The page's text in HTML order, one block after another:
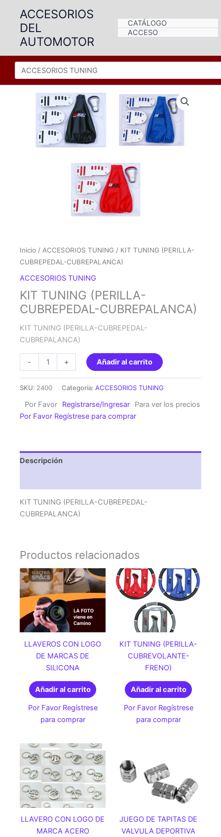
contenido
ACCESORIOS
DEL
AUTOMOTOR
CATÁLOGO
ACCESO
Inicio / ACCESORIOS TUNING / KIT TUNING (PERILLA-
CUBREPEDAL-CUBREPALANCA)
ACCESORIOS TUNING
KIT TUNING (PERILLA-
CUBREPEDAL-CUBREPALANCA)
KIT TUNING (PERILLA-CUBREPEDAL-
CUBREPALANCA)
-
TUNING
CUBREPALANCA)
cantidad
+ Añadir al carrito
SKU: 2400 Categoría: ACCESORIOS TUNING
Por Favor Registrarse/Ingresar
Para ver los precios
Por Favor Regístrese para comprar
Descripción
KIT TUNING (PERILLA-CUBREPEDAL-
CUBREPALANCA)
Productos relacionados
LLAVEROS CON LOGO
DE MARCAS DE
SILICONA
Añadir al carrito
Por Favor Regístrese
para comprar
KIT TUNING (PERILLA-
CUBREVOLANTE-
FRENO)
Añadir al carrito
Por Favor Regístrese
para comprar
LLAVERO CON LOGO DE
MARCA ACERO
JUEGO DE TAPITAS DE
VALVULA DEPORTIVA